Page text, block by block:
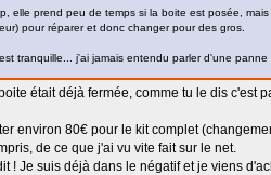
elle prend peu de temps si la boite est posée,
pour réparer et donc changer pour des gros.
tranquille... j'ai jamais entendu parler d'une panne
était déjà fermée, comme tu le dis c'est
environ 80€ pour le kit complet
de ce que j'ai vu vite fait sur le net.
! Je suis déjà dans le négatif et je viens